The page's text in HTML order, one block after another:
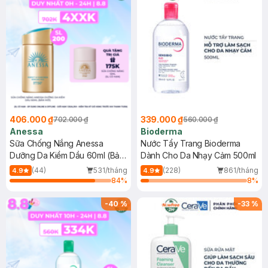
406.000 ₫702.000 ₫
Anessa
Sữa Chống Nắng Anessa
Dưỡng Da Kiềm Dầu 60ml (Bản
Mới)
4.9 (44)
531/tháng
84%
339.000 ₫560.000 ₫
Bioderma
Nước Tẩy Trang Bioderma
Dành Cho Da Nhạy Cảm 500ml
4.9 (228)
861/tháng
8%
-40% -33 %